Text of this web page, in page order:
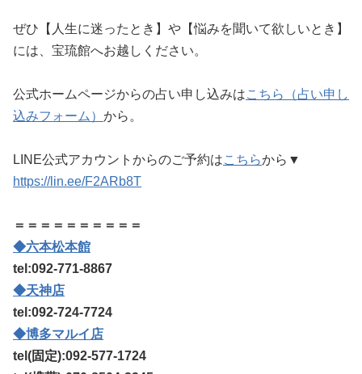
ぜひ【人生に迷ったとき】や【悩みを聞いて欲しいとき】
には、宝琉館へお越しください。
公式ホームページからの占い申し込みはこちら（占い申し
込みフォーム） から。
LINE公式アカウントからのご予約はこちらから▼
https://lin.ee/F2ARb8T
＝＝＝＝＝＝＝＝＝＝
◆六本松本館
tel:092-771-8867
◆天神店
tel:092-724-7724
◆博多マルイ店
tel(固定):092-577-1724